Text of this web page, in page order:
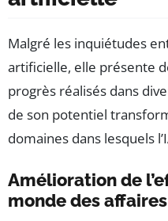
Malgré les inquiétudes
artificielle, elle présente
progrès réalisés dans
de son potentiel
domaines dans lesquels
Amélioration de
monde des affaires